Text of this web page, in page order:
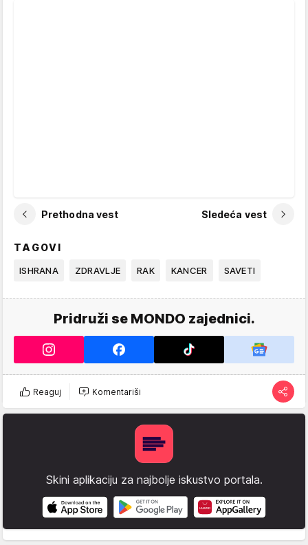
Prethodna vest Sledeća vest
TAGOVI
ISHRANA ZDRAVLJE RAK KANCER SAVETI
Pridruži se MONDO zajednici.
Reaguj Komentariši
Skini aplikaciju za najbolje iskustvo portala.